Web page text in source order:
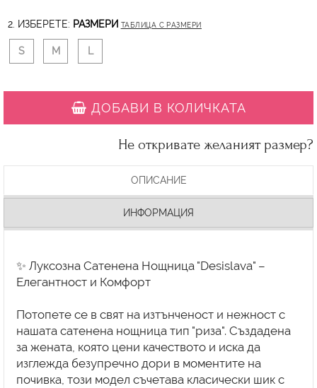
2. ИЗБЕРЕТЕ: РАЗМЕРИ ТАБЛИЦА С РАЗМЕРИ
S M L
ДОБАВИ В КОЛИЧКАТА
Не откривате желаният размер?
ОПИСАНИЕ
ИНФОРМАЦИЯ
✨ Луксозна Сатенена Нощница "Desislava" –
Елегантност и Комфорт
Потопете се в свят на изтънченост и нежност с
нашата сатенена нощница тип "риза". Създадена
за жената, която цени качеството и иска да
изглежда безупречно дори в моментите на
почивка, този модел съчетава класически шик с